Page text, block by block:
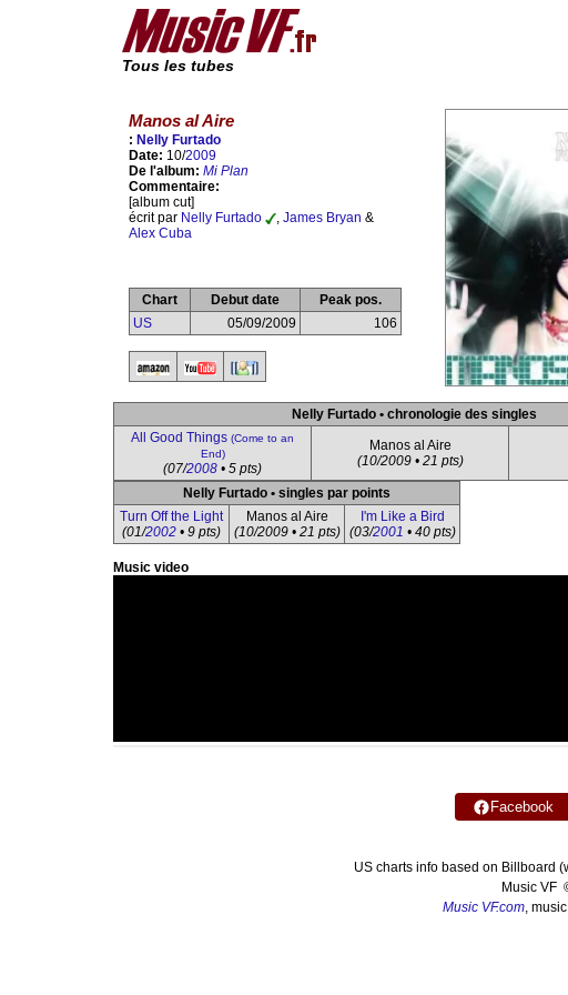
Tous les tubes
Manos al Aire
: Nelly Furtado
Date: 10/2009
De l'album: Mi Plan
Commentaire:
[album cut]
écrit par Nelly Furtado , James Bryan &
Alex Cuba
Chart Debut date
Peak pos.
US
05/09/2009 106
Nelly Furtado • chronologie des singles
All Good Things (Come to an
End)
(07/2008 • 5 pts)
Manos al Aire
(10/2009 • 21 pts)
Nelly Furtado • singles par points
Turn Off the Light
(01/2002 • 9 pts)
Manos al Aire
(10/2009 • 21 pts)
I'm Like a Bird
(03/2001 • 40 pts)
Music video
Facebook
US charts info based on Billboard
Music VF
Music VF.com,